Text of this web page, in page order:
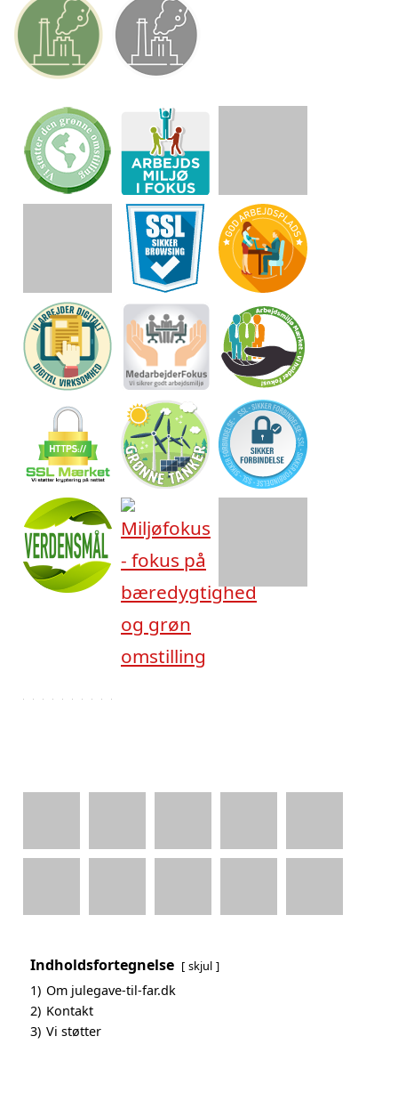
Indholdsfortegnelse skjul
1) Om julegave-til-far.dk
2) Kontakt
3) Vi støtter